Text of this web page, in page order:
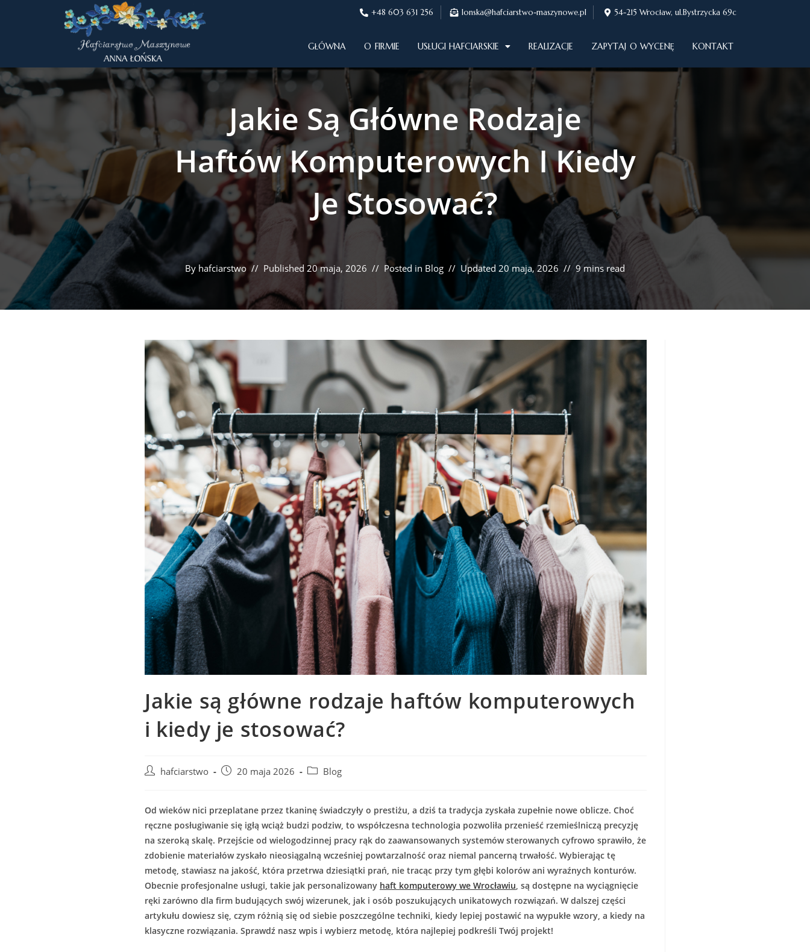
+48 603 631 256 lonska@hafciarstwo-maszynowe.pl 54-215 Wrocław, ul.Bystrzycka 69c
GŁÓWNA O FIRMIE USŁUGI HAFCIARSKIE REALIZACJE ZAPYTAJ O WYCENĘ KONTAKT
Jakie Są Główne Rodzaje
Haftów Komputerowych I Kiedy
Je Stosować?
By hafciarstwo Published 20 maja, 2026 Posted in Blog Updated 20 maja, 2026 9 mins read
Jakie są główne rodzaje haftów komputerowych
i kiedy je stosować?
hafciarstwo 20 maja 2026 Blog
Od wieków nici przeplatane przez tkaninę świadczyły o prestiżu, a dziś ta tradycja zyskała zupełnie nowe oblicze. Choć
ręczne posługiwanie się igłą wciąż budzi podziw, to współczesna technologia pozwoliła przenieść rzemieślniczą precyzję
na szeroką skalę. Przejście od wielogodzinnej pracy rąk do zaawansowanych systemów sterowanych cyfrowo sprawiło, że
zdobienie materiałów zyskało nieosiągalną wcześniej powtarzalność oraz niemal pancerną trwałość. Wybierając tę
metodę, stawiasz na jakość, która przetrwa dziesiątki prań, nie tracąc przy tym głębi kolorów ani wyraźnych konturów.
Obecnie profesjonalne usługi, takie jak personalizowany haft komputerowy we Wrocławiu , są dostępne na wyciągnięcie
ręki zarówno dla firm budujących swój wizerunek, jak i osób poszukujących unikatowych rozwiązań. W dalszej części
artykułu dowiesz się, czym różnią się od siebie poszczególne techniki, kiedy lepiej postawić na wypukłe wzory, a kiedy na
klasyczne rozwiązania. Sprawdź nasz wpis i wybierz metodę, która najlepiej podkreśli Twój projekt!